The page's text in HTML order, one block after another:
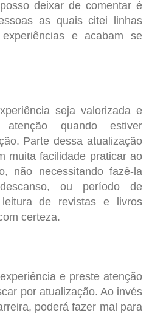
deixar de comentar é
as quais citei linhas
e acabam se
seja valorizada e
quando estiver
Parte dessa atualização
muita facilidade praticar ao
não necessitando fazê-la
ou período de
de revistas e livros
certeza.
e preste atenção
por atualização. Ao invés
poderá fazer mal para